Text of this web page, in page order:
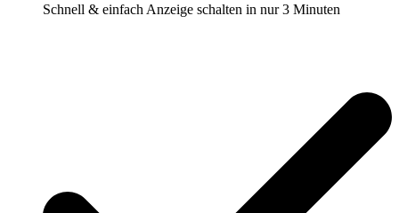
Schnell & einfach Anzeige schalten in nur 3 Minuten